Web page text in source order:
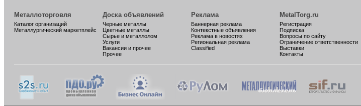
Металлоторговля
Каталог организаций
Металлургический маркетплейс
Доска объявлений
Черные металлы
Цветные металлы
Сырье и металлолом
Услуги
Вакансии и прочее
Прочее
Реклама
Баннерная реклама
Контекстные объявления
Реклама в новостях
Региональная реклама
Classified
MetalTorg.ru
Регистрация
Подписка
Вопросы по сайту
Ограничение ответственности
Выставки
Контакты